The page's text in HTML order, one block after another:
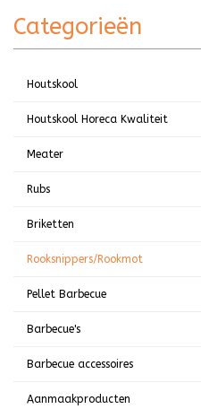
Categorieën
Houtskool
Houtskool Horeca Kwaliteit
Meater
Rubs
Briketten
Rooksnippers/Rookmot
Pellet Barbecue
Barbecue's
Barbecue accessoires
Aanmaakproducten